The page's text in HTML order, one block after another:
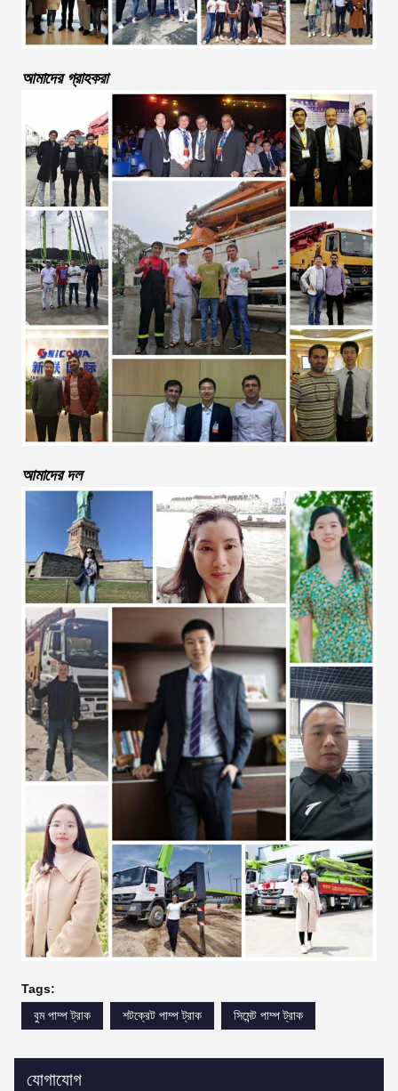
আমাদের গ্রাহকরা
আমাদের দল
Tags:
বুম পাম্প ট্রাক
শটক্রেট পাম্প ট্রাক সিমেন্ট পাম্প ট্রাক
যোগাযোগ